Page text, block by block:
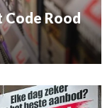
Code Rood